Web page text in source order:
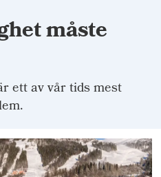
måste
ett av vår tids mest